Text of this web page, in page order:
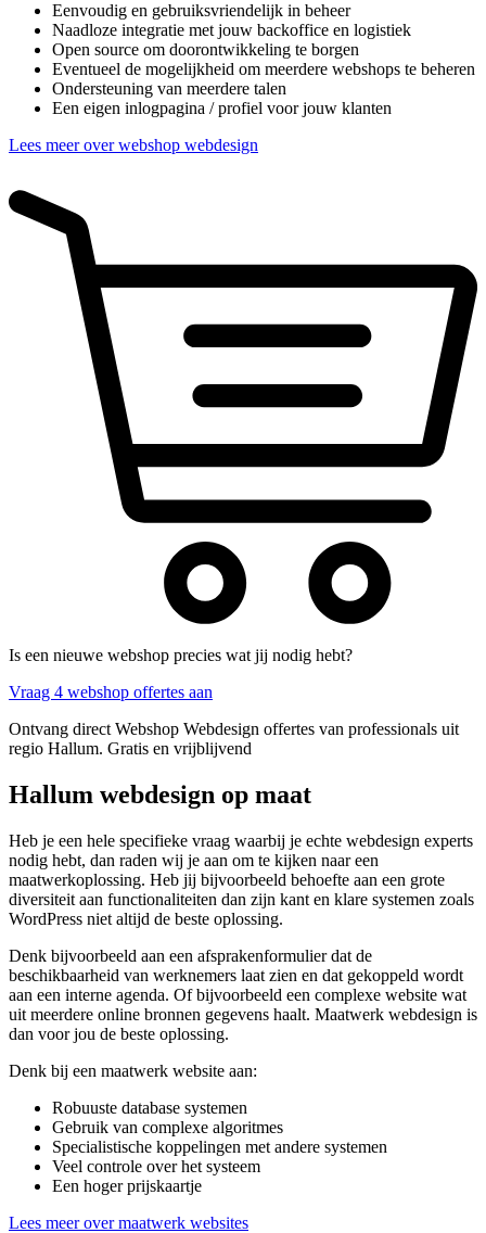
Eenvoudig en gebruiksvriendelijk in beheer
Naadloze integratie met jouw backoffice en logistiek
Open source om doorontwikkeling te borgen
Eventueel de mogelijkheid om meerdere webshops te beheren
Ondersteuning van meerdere talen
Een eigen inlogpagina / profiel voor jouw klanten
Lees meer over webshop webdesign
Is een nieuwe webshop precies wat jij nodig hebt?
Vraag 4 webshop offertes aan
Ontvang direct Webshop Webdesign offertes van professionals uit
regio Hallum. Gratis en vrijblijvend
Hallum webdesign op maat
Heb je een hele specifieke vraag waarbij je echte webdesign experts
nodig hebt, dan raden wij je aan om te kijken naar een
maatwerkoplossing. Heb jij bijvoorbeeld behoefte aan een grote
diversiteit aan functionaliteiten dan zijn kant en klare systemen zoals
WordPress niet altijd de beste oplossing.
Denk bijvoorbeeld aan een afsprakenformulier dat de
beschikbaarheid van werknemers laat zien en dat gekoppeld wordt
aan een interne agenda. Of bijvoorbeeld een complexe website wat
uit meerdere online bronnen gegevens haalt. Maatwerk webdesign is
dan voor jou de beste oplossing.
Denk bij een maatwerk website aan:
Robuuste database systemen
Gebruik van complexe algoritmes
Specialistische koppelingen met andere systemen
Veel controle over het systeem
Een hoger prijskaartje
Lees meer over maatwerk websites